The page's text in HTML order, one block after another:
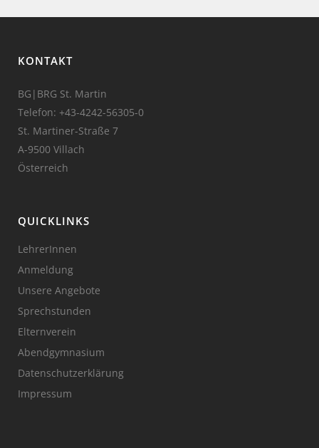
KONTAKT
BG|BRG St. Martin
Telefon: +43-4242-56305-0
St. Martiner-Straße 7
A-9500 Villach
Österreich
QUICKLINKS
LehrerInnen
Anmeldung
Unsere Angebote
Sprechstunden
Elternverein
Abendgymnasium
Datenschutzerklärung
Impressum